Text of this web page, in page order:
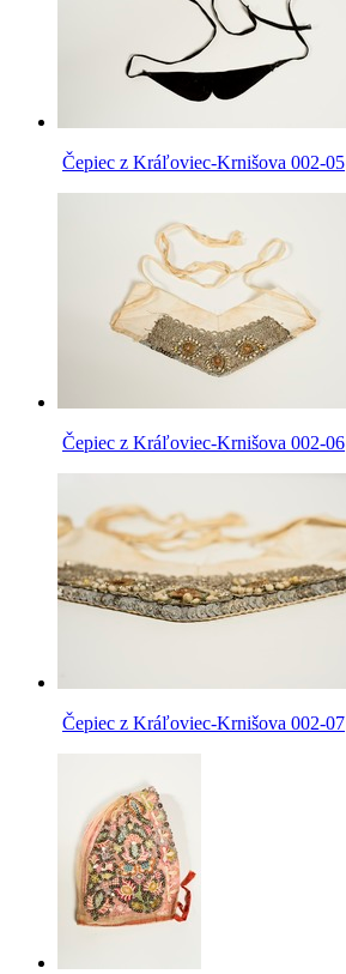
Čepiec z Kráľoviec-Krnišova 002-05
Čepiec z Kráľoviec-Krnišova 002-06
Čepiec z Kráľoviec-Krnišova 002-07